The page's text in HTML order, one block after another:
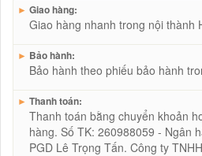
► Giao hàng:
Giao hàng nhanh trong nội thành
► Bảo hành:
Bảo hành theo phiếu bảo hành
► Thanh toán:
Thanh toán bằng chuyển khoản
hàng. Số TK: 260988059 - Ngân
PGD Lê Trọng Tấn. Công ty